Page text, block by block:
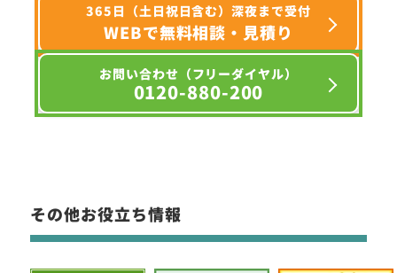
365日（土日祝日含む）深夜まで受付
WEBで無料相談・見積り
お問い合わせ（フリーダイヤル）
0120-880-200
その他お役立ち情報